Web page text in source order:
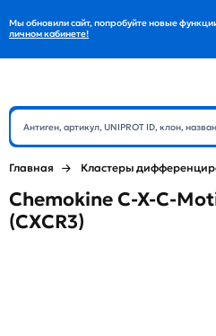
Мы обновили сайт, попробуйте новые
личном кабинете!
Главная Кластеры
Chemokine C-X-C-
(CXCR3)